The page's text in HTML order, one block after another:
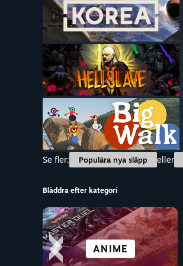
Se fler:
Populära nya släpp eller
Bläddra efter kategori
ANIME
SKRÄCK
SIMULERINGAR
VR